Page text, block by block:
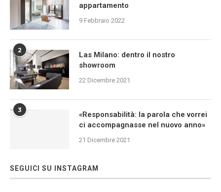
appartamento
9 Febbraio 2022
2
Las Milano: dentro il nostro
showroom
22 Dicembre 2021
3
«Responsabilità: la parola che vorrei
ci accompagnasse nel nuovo anno»
21 Dicembre 2021
SEGUICI SU INSTAGRAM